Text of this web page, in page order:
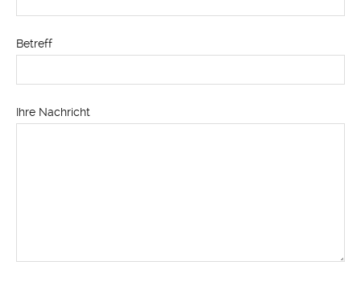
Betreff
Ihre Nachricht